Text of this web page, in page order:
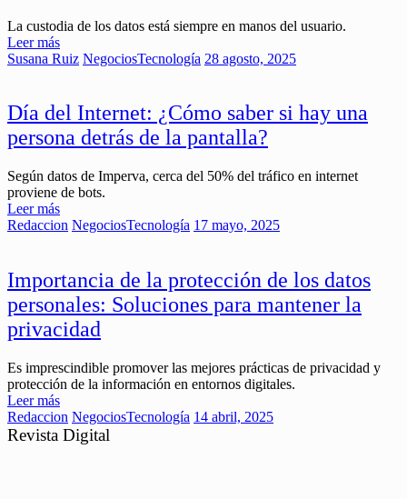
La custodia de los datos está siempre en manos del usuario.
Leer más
Susana Ruiz NegociosTecnología 28 agosto, 2025
Día del Internet: ¿Cómo saber si hay una
persona detrás de la pantalla?
Según datos de Imperva, cerca del 50% del tráfico en internet
proviene de bots.
Leer más
Redaccion NegociosTecnología 17 mayo, 2025
Importancia de la protección de los datos
personales: Soluciones para mantener la
privacidad
Es imprescindible promover las mejores prácticas de privacidad y
protección de la información en entornos digitales.
Leer más
Redaccion NegociosTecnología 14 abril, 2025
Revista Digital